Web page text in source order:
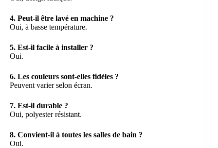
4. Peut-il être lavé en machine ?
Oui, à basse température.
5. Est-il facile à installer ?
Oui.
6. Les couleurs sont-elles fidèles ?
Peuvent varier selon écran.
7. Est-il durable ?
Oui, polyester résistant.
8. Convient-il à toutes les salles de bain ?
Oui.